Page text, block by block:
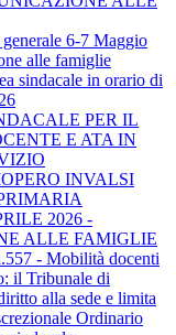
6-7 Maggio
alle famiglie
sindacale in orario di
PER IL
E ATA IN
INVALSI
2026 -
ALLE FAMIGLIE
- Mobilità docenti
il Tribunale di
alla sede e limita
Ordinario